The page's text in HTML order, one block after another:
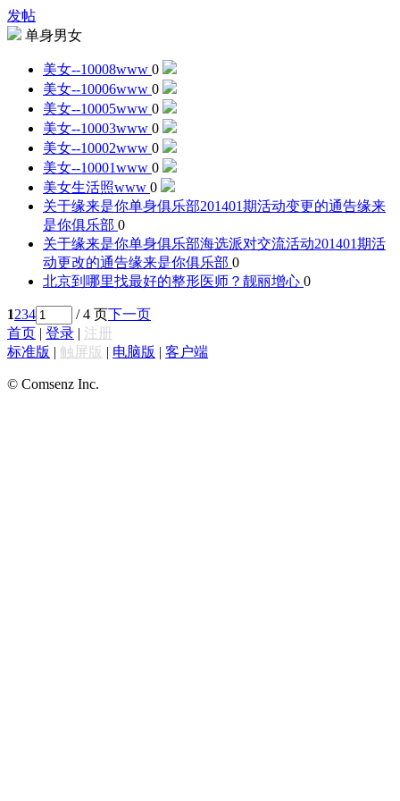
发帖
单身男女
美女--10008www 0
美女--10006www 0
美女--10005www 0
美女--10003www 0
美女--10002www 0
美女--10001www 0
美女生活照www 0
关于缘来是你单身俱乐部201401期活动变更的通告缘来
是你俱乐部 0
关于缘来是你单身俱乐部海选派对交流活动201401期活
动更改的通告缘来是你俱乐部 0
北京到哪里找最好的整形医师？ 靓丽增心 0
1234 / 4 页下一页
首页 | 登录 | 注册
标准版 | 触屏版 | 电脑版 | 客户端
© Comsenz Inc.